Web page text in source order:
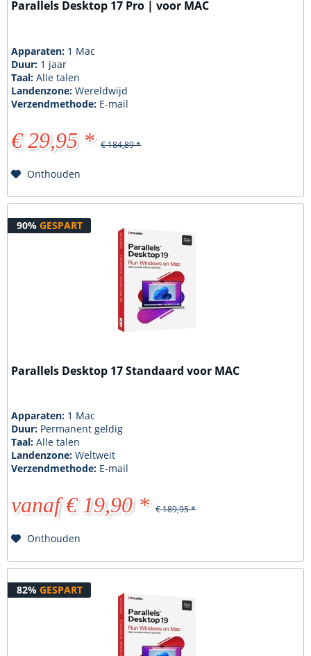
Parallels Desktop 17 Pro | voor MAC
Apparaten: 1 Mac
Duur: 1 jaar
Taal:Alle talen
Landenzone:Wereldwijd
Verzendmethode: E-mail
€ 29,95 * € 184,89 *
Onthouden
90% GESPART
Parallels Desktop 17 Standaard voor MAC
Apparaten: 1 Mac
Duur: Permanent geldig
Taal:Alle talen
Landenzone:Weltweit
Verzendmethode: E-mail
vanaf € 19,90 * € 189,95 *
Onthouden
82% GESPART